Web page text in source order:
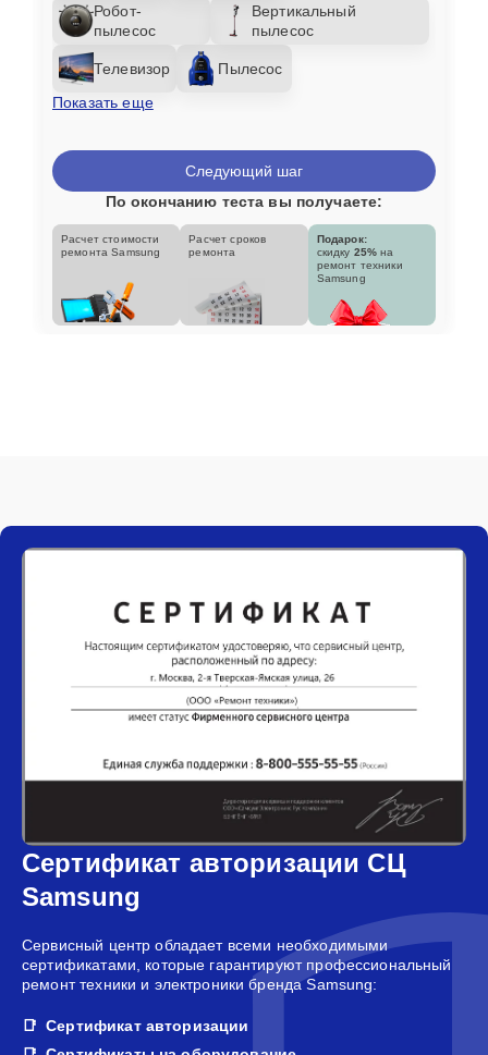
Робот-
пылесос
Вертикальный
пылесос
Телевизор
Пылесос
Показать еще
Следующий шаг
По окончанию теста вы получаете:
Расчет стоимости
ремонта Samsung
Расчет сроков
ремонта
Подарок:
скидку 25% на
ремонт техники
Samsung
Сертификат авторизации СЦ
Samsung
Сервисный центр обладает всеми необходимыми
сертификатами, которые гарантируют профессиональный
ремонт техники и электроники бренда Samsung:
Сертификат авторизации